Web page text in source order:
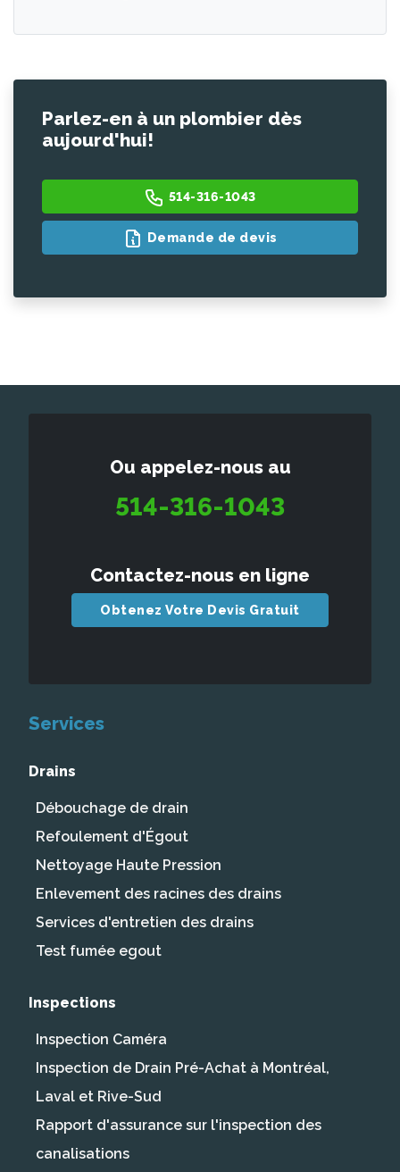
Parlez-en à un plombier dès
aujourd'hui!
514-316-1043
Demande de devis
Ou appelez-nous au
514-316-1043
Contactez-nous en ligne
Obtenez Votre Devis Gratuit
Services
Drains
Débouchage de drain
Refoulement d'Égout
Nettoyage Haute Pression
Enlevement des racines des drains
Services d'entretien des drains
Test fumée egout
Inspections
Inspection Caméra
Inspection de Drain Pré-Achat à Montréal,
Laval et Rive-Sud
Rapport d'assurance sur l'inspection des
canalisations